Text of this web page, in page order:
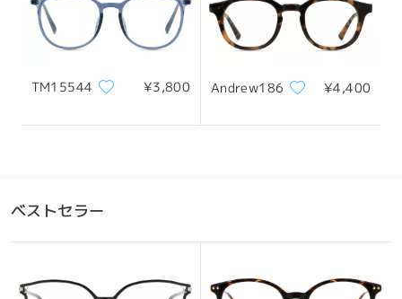
レンズ幅
天地幅
ブリッジ幅
TM15544 ¥3,800 Andrew186 ¥4,400
ベストセラー